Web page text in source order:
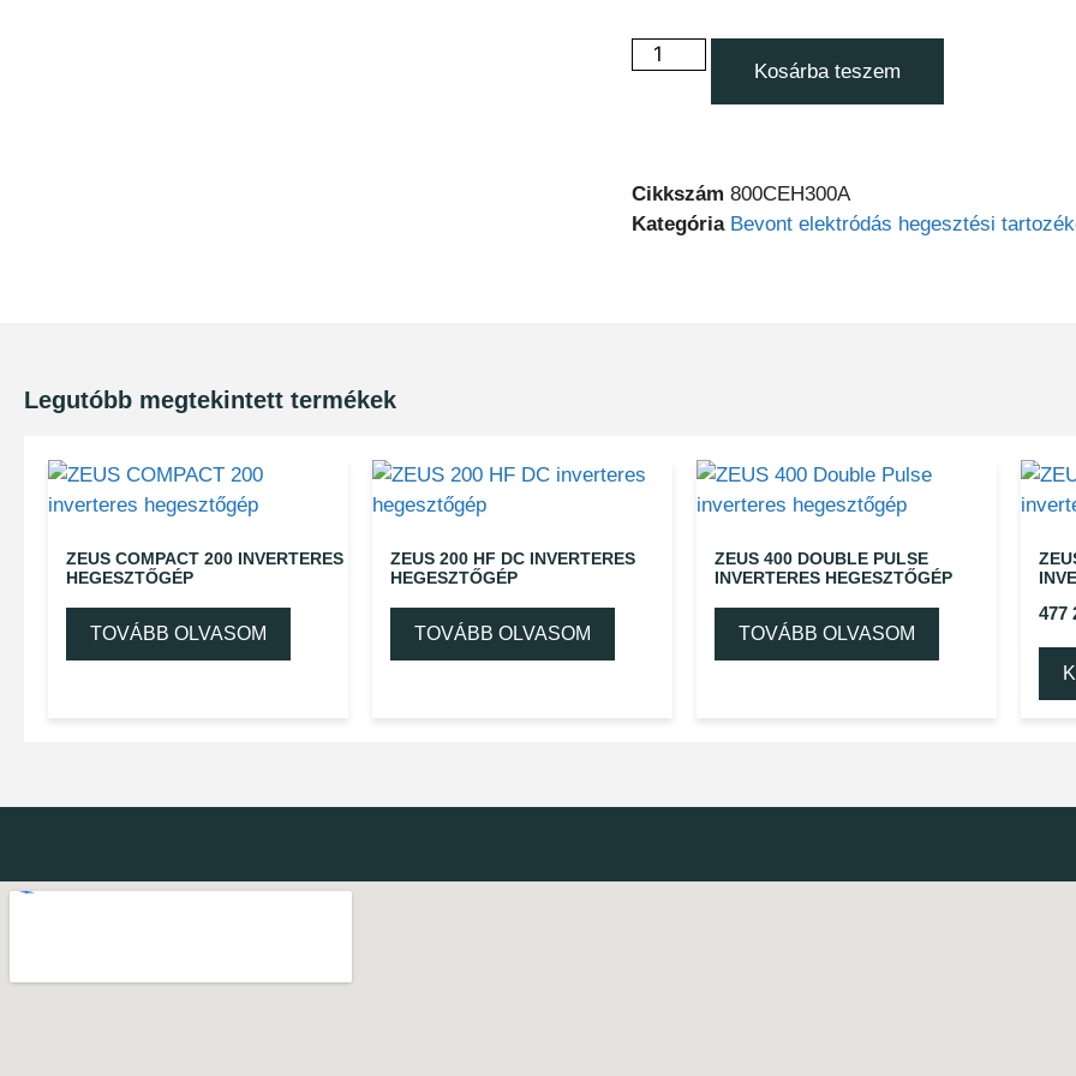
Kosárba teszem
Cikkszám 800CEH300A
Kategória Bevont elektródás hegesztési
Legutóbb megtekintett termékek
ZEUS COMPACT 200 INVERTERES
HEGESZTŐGÉP
TOVÁBB OLVASOM
ZEUS 200 HF DC INVERTERES
HEGESZTŐGÉP
TOVÁBB OLVASOM
ZEUS 400 DOUBLE PULSE
INVERTERES HEGESZTŐGÉP
TOVÁBB OLVASOM
477